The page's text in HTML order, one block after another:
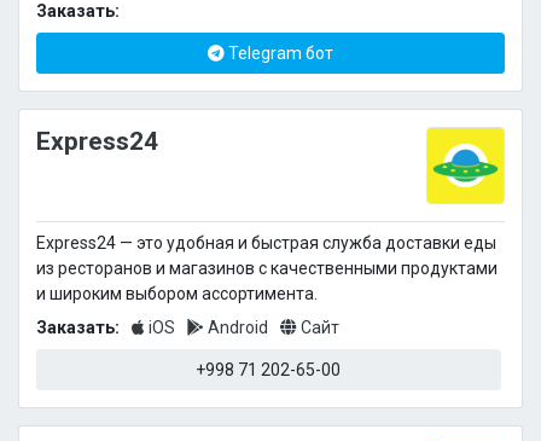
Заказать:
Telegram бот
Express24
Express24 — это удобная и быстрая служба доставки еды
из ресторанов и магазинов с качественными продуктами
и широким выбором ассортимента.
Заказать:
iOS Android Сайт
+998 71 202-65-00